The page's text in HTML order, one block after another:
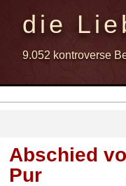
die
9.052 kontroverse
Abschied
Pur